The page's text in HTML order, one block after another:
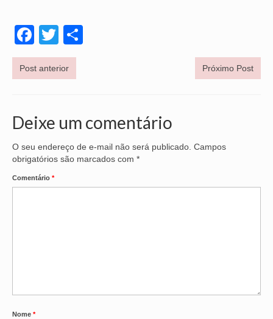
Facebook
Twitter
Post anterior Próximo Post
Deixe um comentário
O seu endereço de e-mail não será publicado. Campos
obrigatórios são marcados com *
Comentário *
Nome *